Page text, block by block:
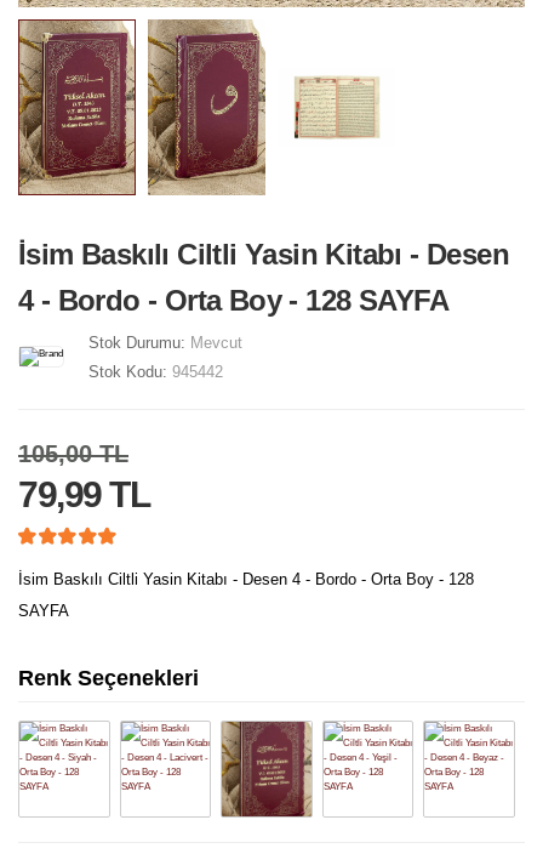
İsim Baskılı Ciltli Yasin Kitabı - Desen
4 - Bordo - Orta Boy - 128 SAYFA
Stok Durumu: Mevcut
Stok Kodu: 945442
105,00 TL
79,99 TL
İsim Baskılı Ciltli Yasin Kitabı - Desen 4 - Bordo - Orta Boy - 128
SAYFA
Renk Seçenekleri